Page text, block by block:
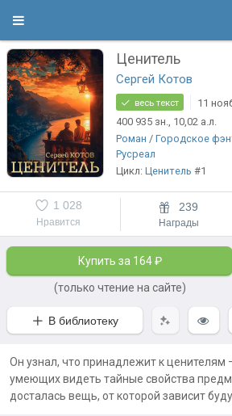
Ценитель
Сергей Котов
весь текст
11
400 935 зн., 10,02 а.л.
Роман / Городское
Русреал
Цикл: Ценитель #1
Нравится
1 028 239
Награды
Купить за 164 ₽
(только чтение на сайте)
В библиотеку
Он узнал, что принадлежит к ценителям
умеющих видеть тайные свойства
досталась вещь, от которой зависит